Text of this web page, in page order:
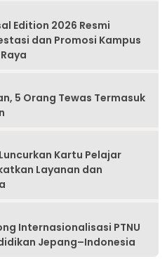
Edition 2026 Resmi
dan Promosi Kampus
5 Orang Tewas Termasuk
Kartu Pelajar
Layanan dan
Internasionalisasi PTNU
Jepang–Indonesia